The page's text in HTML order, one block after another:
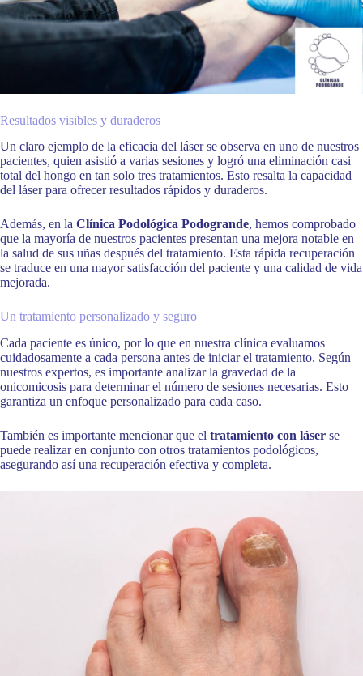
Resultados visibles y duraderos
Un claro ejemplo de la eficacia del láser se observa en uno de nuestros
pacientes, quien asistió a varias sesiones y logró una eliminación casi
total del hongo en tan solo tres tratamientos. Esto resalta la capacidad
del láser para ofrecer resultados rápidos y duraderos.
Además, en la Clínica Podológica Podogrande, hemos comprobado
que la mayoría de nuestros pacientes presentan una mejora notable en
la salud de sus uñas después del tratamiento. Esta rápida recuperación
se traduce en una mayor satisfacción del paciente y una calidad de vida
mejorada.
Un tratamiento personalizado y seguro
Cada paciente es único, por lo que en nuestra clínica evaluamos
cuidadosamente a cada persona antes de iniciar el tratamiento. Según
nuestros expertos, es importante analizar la gravedad de la
onicomicosis para determinar el número de sesiones necesarias. Esto
garantiza un enfoque personalizado para cada caso.
También es importante mencionar que el tratamiento con láser se
puede realizar en conjunto con otros tratamientos podológicos,
asegurando así una recuperación efectiva y completa.